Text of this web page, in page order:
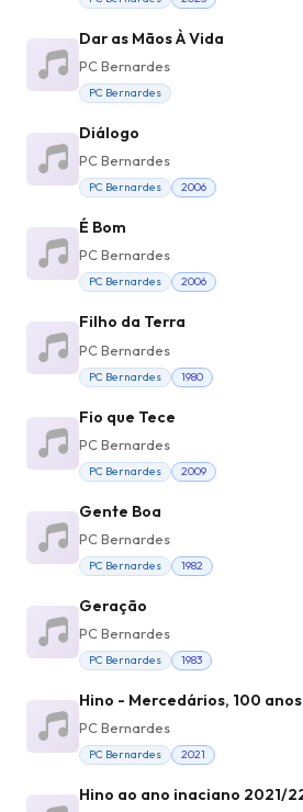
Dar as Mãos À Vida
PC Bernardes
PC Bernardes
Diálogo
PC Bernardes
PC Bernardes 2006
É Bom
PC Bernardes
PC Bernardes 2006
Filho da Terra
PC Bernardes
PC Bernardes 1980
Fio que Tece
PC Bernardes
PC Bernardes 2009
Gente Boa
PC Bernardes
PC Bernardes 1982
Geração
PC Bernardes
PC Bernardes 1983
Hino - Mercedários, 100
PC Bernardes
PC Bernardes 2021
Hino ao ano inaciano 2021/